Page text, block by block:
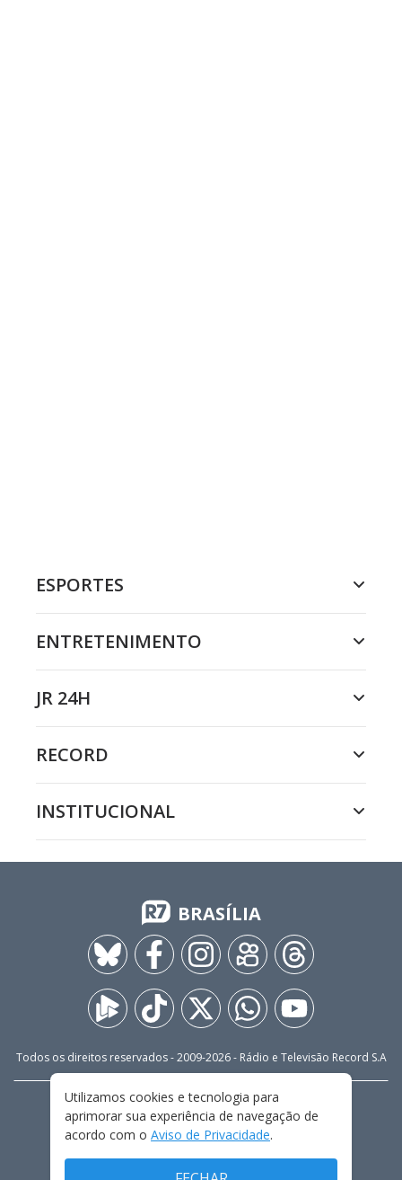
ESPORTES
ENTRETENIMENTO
JR 24H
RECORD
INSTITUCIONAL
BRASÍLIA
Todos os direitos reservados - 2009-2026- Rádio e Televisão Record S.A
FALE CONOSCO
PRIVACIDADE
TERMOS E CONDIÇÕES DE USO
Utilizamos cookies e tecnologia para
aprimorar sua experiência de navegação de
acordo com o Aviso de Privacidade.